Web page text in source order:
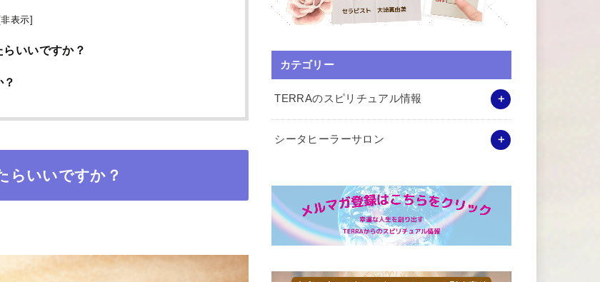
[非表示]
いいですか？
らいいですか？
カテゴリー
TERRAのスピリチュアル情報
シータヒーラーサロン